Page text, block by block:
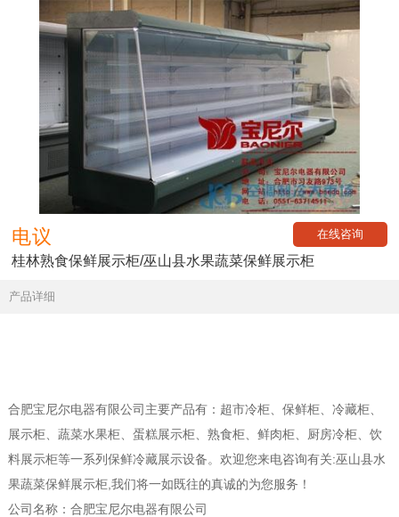
电议 在线咨询
桂林熟食保鲜展示柜/巫山县水果蔬菜保鲜展示柜
产品详细
合肥宝尼尔电器有限公司主要产品有：超市冷柜、保鲜柜、冷藏柜、
展示柜、蔬菜水果柜、蛋糕展示柜、熟食柜、鲜肉柜、厨房冷柜、饮
料展示柜等一系列保鲜冷藏展示设备。欢迎您来电咨询有关:巫山县水
果蔬菜保鲜展示柜,我们将一如既往的真诚的为您服务！
公司名称：合肥宝尼尔电器有限公司